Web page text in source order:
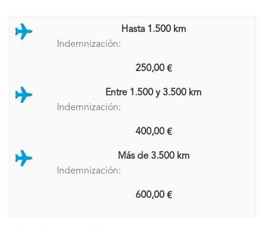
Hasta 1.500 km
Indemnización:
250,00 €
Entre 1.500 y 3.500 km
Indemnización:
400,00 €
Más de 3.500 km
Indemnización:
600,00 €